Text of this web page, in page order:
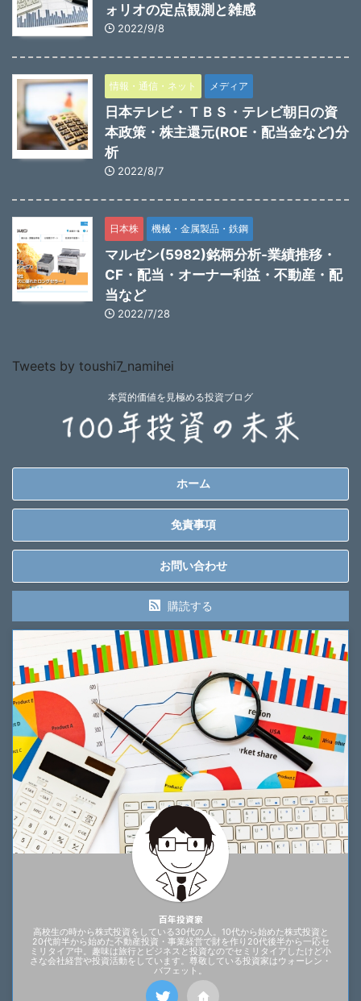
ォリオの定点観測と雑感
2022/9/8
情報・通信・ネット メディア
日本テレビ・ＴＢＳ・テレビ朝日の資
本政策・株主還元(ROE・配当金など)分
析
2022/8/7
日本株 機械・金属製品・鉄鋼
マルゼン(5982)銘柄分析-業績推移・
CF・配当・オーナー利益・不動産・配
当など
2022/7/28
Tweets by toushi7_namihei
本質的価値を見極める投資ブログ
ホーム
免責事項
お問い合わせ
購読する
百年投資家
高校生の時から株式投資をしている30代の人。10代から始めた株式投資と
20代前半から始めた不動産投資・事業経営で財を作り20代後半から一応セ
ミリタイア中。趣味は旅行とビジネスと投資なのでセミリタイアしたけど小
さな会社経営や投資活動をしています。尊敬している投資家はウォーレン・
バフェット。